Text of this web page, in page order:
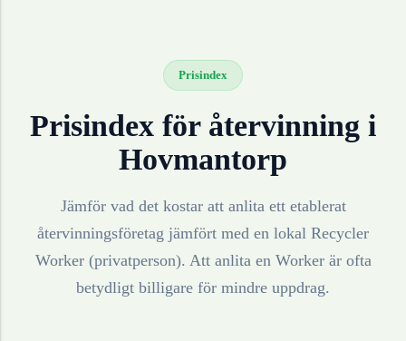
Prisindex
Prisindex för återvinning i
Hovmantorp
Jämför vad det kostar att anlita ett etablerat
återvinningsföretag jämfört med en lokal Recycler
Worker (privatperson). Att anlita en Worker är ofta
betydligt billigare för mindre uppdrag.